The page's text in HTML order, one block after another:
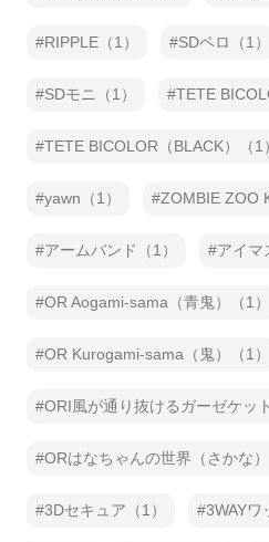
RIPPLE（1） SDペロ（1）
SDモニ（1） TETE
TETE BICOLOR（BLACK）（1
yawn（1） ZOMBIE ZOO
アームバンド（1） アイマ
OR Aogami-sama（青鬼）（1）
OR Kurogami-sama（鬼）（1）
ORI風が通り抜けるガーゼケッ
ORはなちゃんの世界（さかな）
3Dセキュア（1） 3WAYワ